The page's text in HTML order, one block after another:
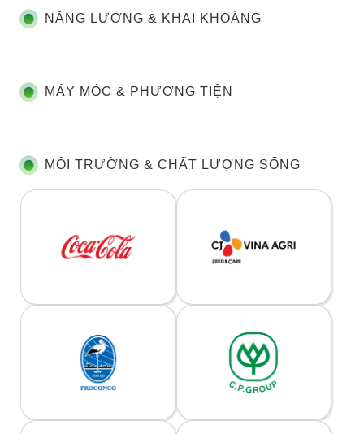
NĂNG LƯỢNG & KHAI KHOÁNG
MÁY MÓC & PHƯƠNG TIỆN
MÔI TRƯỜNG & CHẤT LƯỢNG SỐNG